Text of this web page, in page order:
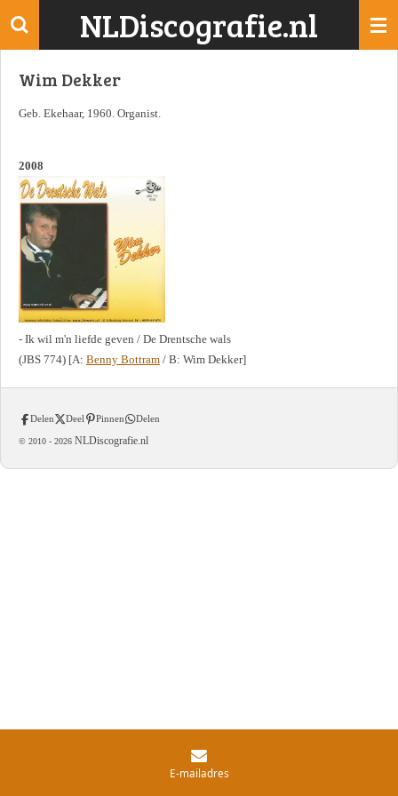
Ga
de
NLDiscografie.nl
Wim Dekker
Geb. Ekehaar, 1960. Organist.
2008
- Ik wil m'n liefde geven / De Drentsche wals
(JBS 774) [A: Benny Bottram / B: Wim Dekker]
Delen Deel Pinnen Delen
© 2010 - 2026 NLDiscografie.nl
E-mailadres